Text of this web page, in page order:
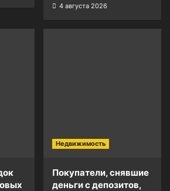
4 августа 2026
Недвижимость
Покупатели, снявшие
деньги с депозитов,